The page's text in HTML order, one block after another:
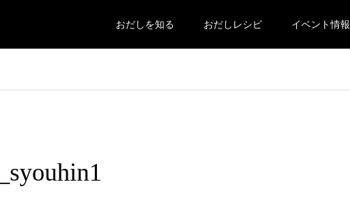
おだしを知る おだしレシピ イベント情報